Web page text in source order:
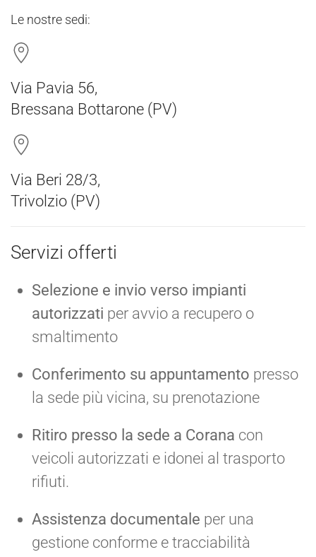
Le nostre sedi:
Via Pavia 56,
Bressana Bottarone (PV)
Via Beri 28/3,
Trivolzio (PV)
Servizi offerti
Selezione e invio verso impianti
autorizzati per avvio a recupero o
smaltimento
Conferimento su appuntamento presso
la sede più vicina, su prenotazione
Ritiro presso la sede a Corana con
veicoli autorizzati e idonei al trasporto
rifiuti.
Assistenza documentale per una
gestione conforme e tracciabilità